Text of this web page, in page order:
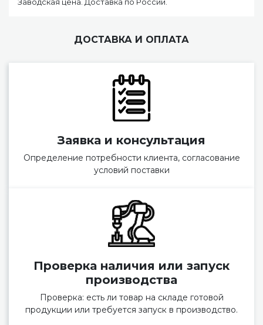
ДОСТАВКА И ОПЛАТА
Заявка и консультация
Определение потребности клиента, согласование
условий поставки
Проверка наличия или запуск
производства
Проверка: есть ли товар на складе готовой
продукции или требуется запуск в производство.